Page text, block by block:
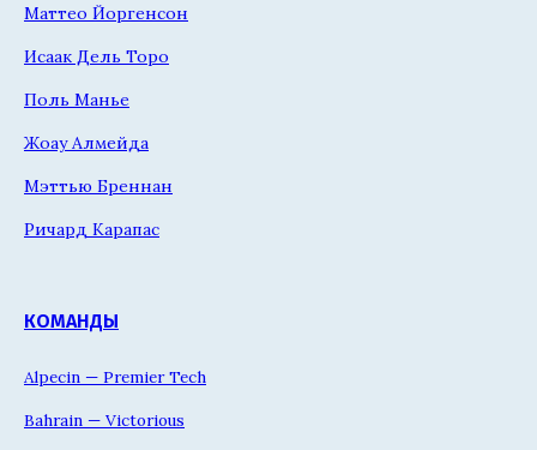
Маттео Йоргенсон
Исаак Дель Торо
Поль Манье
Жоау Алмейда
Мэттью Бреннан
Ричард Карапас
КОМАНДЫ
Alpecin — Premier Tech
Bahrain — Victorious